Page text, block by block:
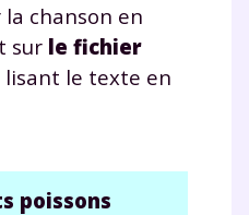
chanson en
sur le fichier
lisant le texte en
poissons